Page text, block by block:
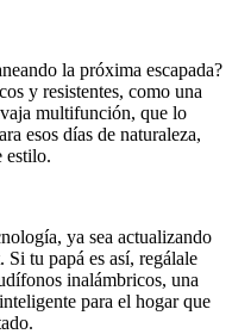
la próxima escapada?
y resistentes, como una
multifunción, que lo
esos días de naturaleza,
estilo.
ya sea actualizando
tu papá es así, regálale
inalámbricos, una
para el hogar que